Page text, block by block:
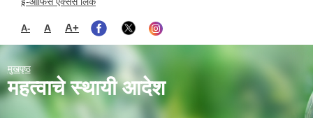
A- A A+
मुखपृष्ठ
महत्वाचे स्थायी आदेश